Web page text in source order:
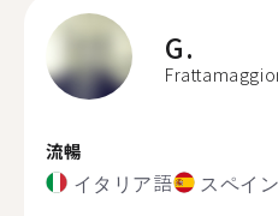
G.
流暢
イタリア語 スペイ